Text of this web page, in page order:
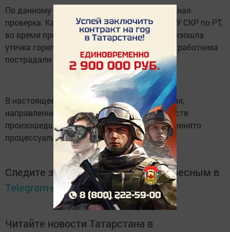
По данному факту проводится доследственная
проверка. Как информирует пресс-служба СУ СКР по РТ,
во время проведения ремонтных работ произошла
утечка горюче-смазочных материалов. Два работника
пострадали в результате возгорания.
В настоящее время проводятся мероприятия,
направленные на установление обстоятельств
произошедшего. По ее результатам будет принято
процессуальное решение.
Следите за самым важным и интересным в
Telegram-канале Татмедиа
Читайте новости Татарстана в